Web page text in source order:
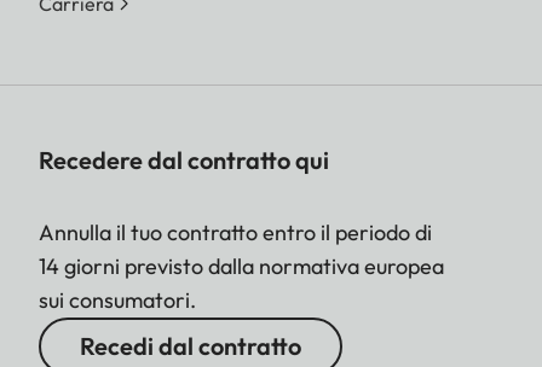
Recedere dal contratto qui
Annulla il tuo contratto entro il periodo di
14 giorni previsto dalla normativa europea
sui consumatori.
Recedi dal contratto